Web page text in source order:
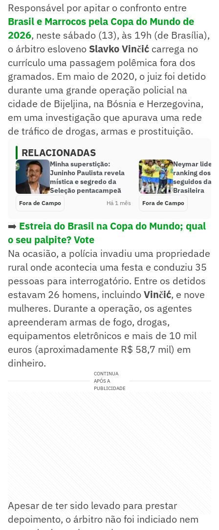
Responsável por apitar o confronto entre
Brasil e Marrocos pela Copa do Mundo de
2026, neste sábado (13), às 19h (de Brasília),
o árbitro esloveno Slavko Vinčić carrega no
currículo uma passagem polêmica fora dos
gramados. Em maio de 2020, o juiz foi detido
durante uma grande operação policial na
cidade de Bijeljina, na Bósnia e Herzegovina,
em uma investigação que apurava uma rede
de tráfico de drogas, armas e prostituição.
RELACIONADAS
Minha superstição:
Juninho Paulista revela
mística e segredo da
Seleção pentacampeã
Fora de Campo Há 1 mês
Neymar
ranking dos
seguidos da
Brasileira
Fora de Campo
➡️ Estreia do Brasil na Copa do Mundo; qual
o seu palpite? Vote
Na ocasião, a polícia invadiu uma propriedade
rural onde acontecia uma festa e conduziu 35
pessoas para interrogatório. Entre os detidos
estavam 26 homens, incluindoVinčić, e nove
mulheres. Durante a operação, os agentes
apreenderam armas de fogo, drogas,
equipamentos eletrônicos e mais de 10 mil
euros (aproximadamente R$ 58,7 mil) em
dinheiro.
CONTINUA
APÓS A
PUBLICIDADE
Apesar de ter sido levado para prestar
depoimento, o árbitro não foi indiciado nem